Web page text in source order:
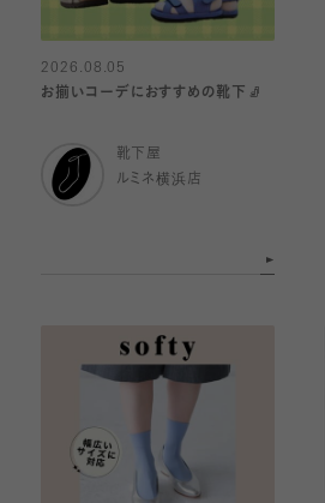
2026.08.05
お揃いコーデにおすすめの靴下🧦
靴下屋
ルミネ横浜店